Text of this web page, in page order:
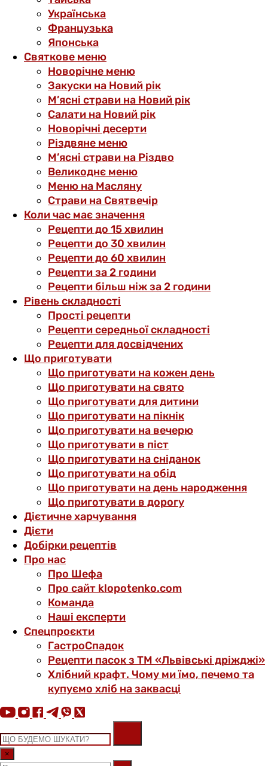
Українська
Французька
Японська
Святкове меню
Новорічне меню
Закуски на Новий рік
М’ясні страви на Новий рік
Салати на Новий рік
Новорічні десерти
Різдвяне меню
М’ясні страви на Різдво
Великоднє меню
Меню на Масляну
Страви на Святвечір
Коли час має значення
Рецепти до 15 хвилин
Рецепти до 30 хвилин
Рецепти до 60 хвилин
Рецепти за 2 години
Рецепти більш ніж за 2 години
Рівень складності
Прості рецепти
Рецепти середньої складності
Рецепти для досвідчених
Що приготувати
Що приготувати на кожен день
Що приготувати на свято
Що приготувати для дитини
Що приготувати на пікнік
Що приготувати на вечерю
Що приготувати в піст
Що приготувати на сніданок
Що приготувати на обід
Що приготувати на день народження
Що приготувати в дорогу
Дієтичне харчування
Дієти
Добірки рецептів
Про нас
Про Шефа
Про сайт klopotenko.com
Команда
Наші експерти
Спецпроєкти
ГастроСпадок
Рецепти пасок з ТМ «Львівські дріжджі»
Хлібний крафт. Чому ми їмо, печемо та
купуємо хліб на заквасці
×